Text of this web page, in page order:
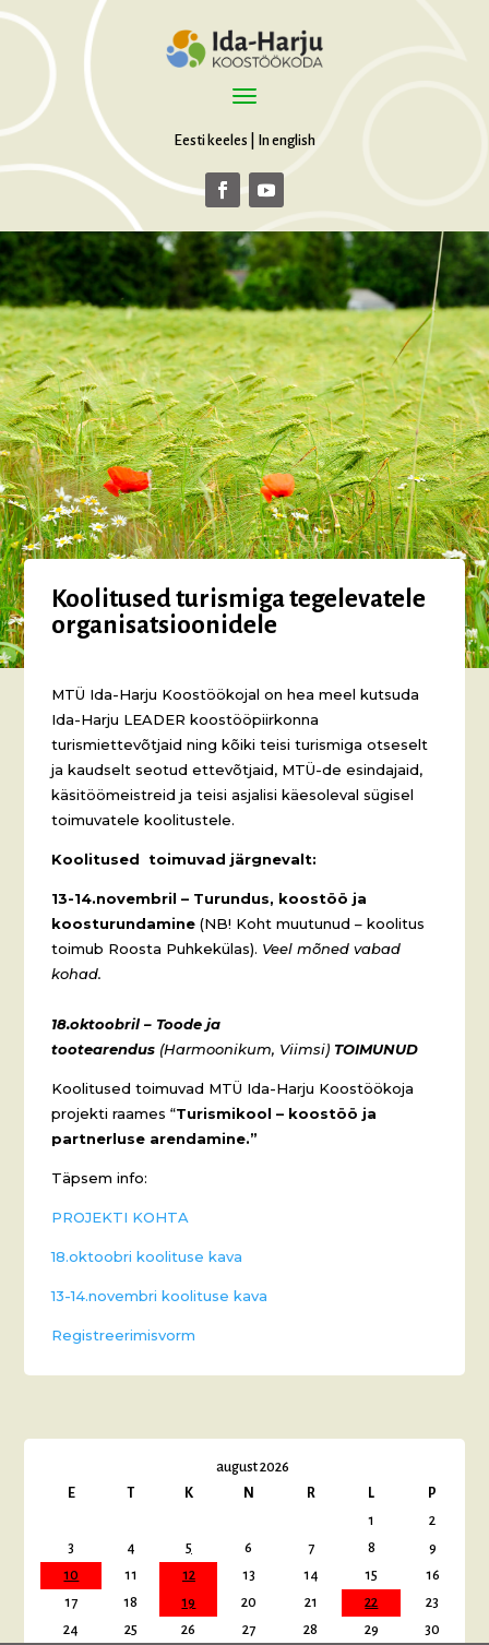
Eesti keeles In english
Koolitused turismiga tegelevatele
organisatsioonidele
MTÜ Ida-Harju Koostöökojal on hea meel kutsuda
Ida-Harju LEADER koostööpiirkonna
turismiettevõtjaid ning kõiki teisi turismiga otseselt
ja kaudselt seotud ettevõtjaid, MTÜ-de esindajaid,
käsitöömeistreid ja teisi asjalisi käesoleval sügisel
toimuvatele koolitustele.
Koolitused toimuvad järgnevalt:
13-14.novembril – Turundus, koostöö ja
koosturundamine (NB! Koht muutunud – koolitus
toimub Roosta Puhkekülas). Veel mõned vabad
kohad.
18.oktoobril – Toode ja
tootearendus (Harmoonikum, Viimsi) TOIMUNUD
Koolitused toimuvad MTÜ Ida-Harju Koostöökoja
projekti raames “Turismikool – koostöö ja
partnerluse arendamine.”
Täpsem info:
PROJEKTI KOHTA
18.oktoobri koolituse kava
13-14.novembri koolituse kava
Registreerimisvorm
august 2026
E
T K N R L
P
1
2
3
4 5 6 7 8
9
10
11 12 13 14 15
16
17
18 19 20 21 22
23
24
25 26 27 28 29
30